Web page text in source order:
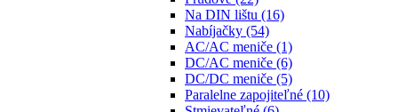
Na DIN lištu (16)
Nabíjačky (54)
AC/AC meniče (1)
DC/AC meniče (6)
DC/DC meniče (5)
Paralelne zapojiteľné (10)